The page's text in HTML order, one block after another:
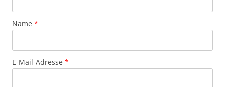
Name *
E-Mail-Adresse *